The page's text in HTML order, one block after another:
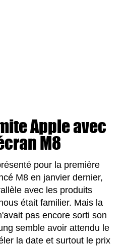
Apple avec
M8
pour la première
M8 en janvier dernier,
avec les produits
était familier. Mais la
pas encore sorti son
semble avoir attendu le
la date et surtout le prix